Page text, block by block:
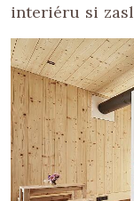
interiéru si